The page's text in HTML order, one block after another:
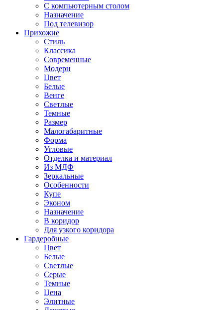
С компьютерным столом
Назначение
Под телевизор
Прихожие
Стиль
Классика
Современные
Модерн
Цвет
Белые
Венге
Светлые
Темные
Размер
Малогабаритные
Форма
Угловые
Отделка и материал
Из МДФ
Зеркальные
Особенности
Купе
Эконом
Назначение
В коридор
Для узкого коридора
Гардеробные
Цвет
Белые
Светлые
Серые
Темные
Цена
Элитные